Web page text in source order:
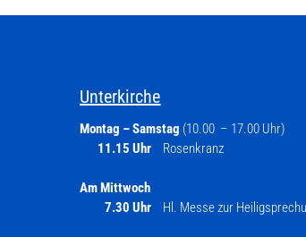
Unterkirche
Montag – Samstag (10.00 – 17.00 Uhr)
11.15 Uhr
Rosenkranz
Am Mittwoch
7.30 Uhr
Hl. Messe zur